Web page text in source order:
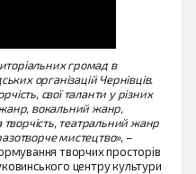
громад в
організацій Чернівців.
свої таланти у різних
вокальний жанр,
творчість, театральний жанр
мистецтво», –
творчих просторів
центру культури